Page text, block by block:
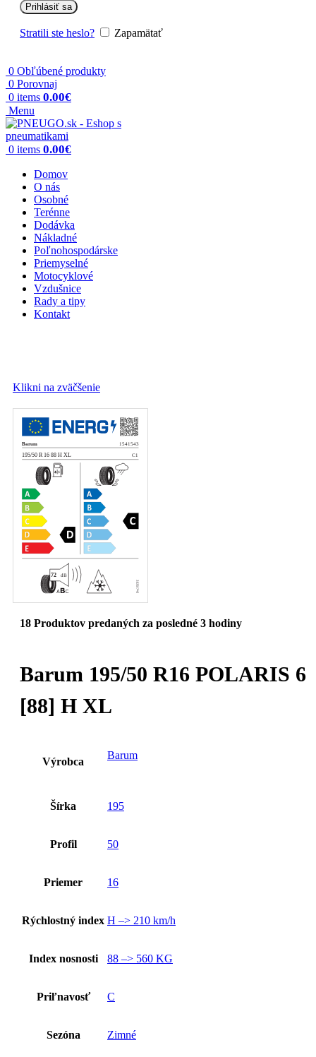
Prihlásiť sa
Stratili ste heslo? Zapamätať
0 Obľúbené produkty
0 Porovnaj
0 items 0.00€
Menu
0 items 0.00€
Domov
O nás
Osobné
Terénne
Dodávka
Nákladné
Poľnohospodárske
Priemyselné
Motocyklové
Vzdušnice
Rady a tipy
Kontakt
Klikni na zväčšenie
18 Produktov predaných za posledné 3 hodiny
Barum 195/50 R16 POLARIS 6
[88] H XL
Výrobca
Barum
Šírka 195
Profil 50
Priemer 16
Rýchlostný index H –> 210 km/h
Index nosnosti 88 –> 560 KG
Priľnavosť C
Sezóna Zimné